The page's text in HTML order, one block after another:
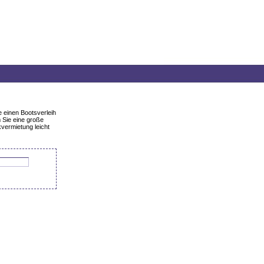
einen Bootsverleih
Sie eine große
leicht